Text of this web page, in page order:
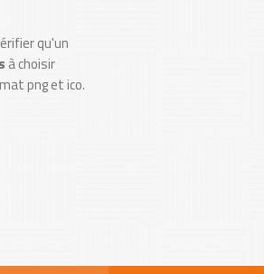
qu'un
à choisir
png et ico.